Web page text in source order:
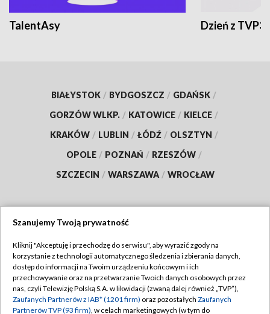
TalentAsy Dzień z TVP3
BIAŁYSTOK / BYDGOSZCZ / GDAŃSK /
GORZÓW WLKP. / KATOWICE / KIELCE /
KRAKÓW / LUBLIN / ŁÓDŹ / OLSZTYN /
OPOLE / POZNAŃ / RZESZÓW /
SZCZECIN / WARSZAWA / WROCŁAW
TVP
Abonament TVP
Emisja w TVP
Regulamin TVP
Polityka prywatności
Szanujemy Twoją prywatność
Kliknij "Akceptuję i przechodzę do serwisu", aby wyrazić zgody na
korzystanie z technologii automatycznego śledzenia i zbierania danych,
dostęp do informacji na Twoim urządzeniu końcowym i ich
przechowywanie oraz na przetwarzanie Twoich danych osobowych przez
nas, czyli Telewizję Polską S.A. w likwidacji (zwaną dalej również „TVP”),
Zaufanych Partnerów z IAB* (1201 firm) oraz pozostałych Zaufanych
Partnerów TVP (93 firm), w celach marketingowych (w tym do